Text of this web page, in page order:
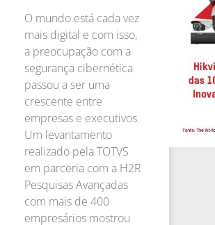
O mundo está cada vez
mais digital e com isso,
a preocupação com a
segurança cibernética
passou a ser uma
crescente entre
empresas e executivos.
Um levantamento
realizado pela TOTVS
em parceria com a H2R
Pesquisas Avançadas
com mais de 400
empresários mostrou